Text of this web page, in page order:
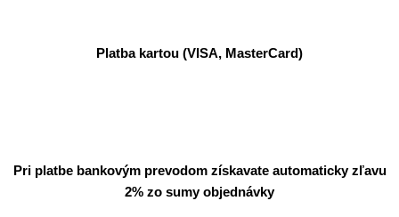
Platba kartou (VISA, MasterCard)
Pri platbe bankovým prevodom získavate automaticky zľavu
2% zo sumy objednávky